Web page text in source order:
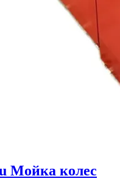
Мойка колес